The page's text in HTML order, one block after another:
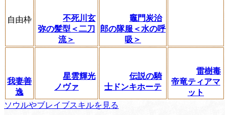
自由枠
不死川玄
弥の髪型＜二刀
流＞
竈門炭治
郎の隊服＜水の呼
吸＞
我妻善
逸
星雲輝光
ノヴァ
伝説の騎
士ドンキホーテ
雷樹毒
帝竜ティアマ
ット
ソウルやブレイブスキルを見る